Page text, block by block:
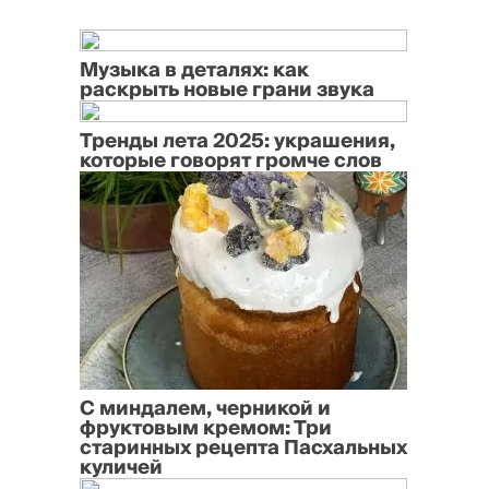
Музыка в деталях: как
раскрыть новые грани звука
Тренды лета 2025: украшения,
которые говорят громче слов
С миндалем, черникой и
фруктовым кремом: Три
старинных рецепта Пасхальных
куличей